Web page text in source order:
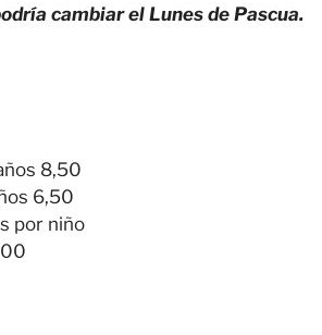
cambiar el Lunes de Pascua.
8,50
6,50
por niño